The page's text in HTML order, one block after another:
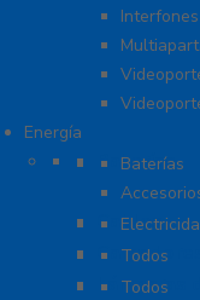
Interfones
Energía
Baterías
Baterías
Cables
Todos
Lámparas
Todos